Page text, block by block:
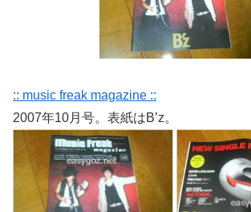
:: music freak magazine ::
2007年10月号。表紙はB’z。